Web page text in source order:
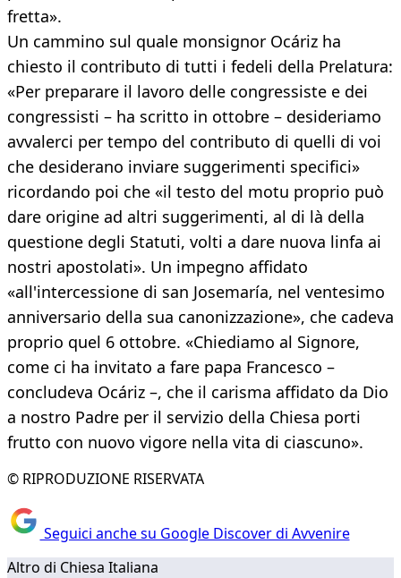
fretta».
Un cammino sul quale monsignor Ocáriz ha
chiesto il contributo di tutti i fedeli della Prelatura:
«Per preparare il lavoro delle congressiste e dei
congressisti – ha scritto in ottobre – desideriamo
avvalerci per tempo del contributo di quelli di voi
che desiderano inviare suggerimenti specifici»
ricordando poi che «il testo del motu proprio può
dare origine ad altri suggerimenti, al di là della
questione degli Statuti, volti a dare nuova linfa ai
nostri apostolati». Un impegno affidato
«all'intercessione di san Josemaría, nel ventesimo
anniversario della sua canonizzazione», che cadeva
proprio quel 6 ottobre. «Chiediamo al Signore,
come ci ha invitato a fare papa Francesco –
concludeva Ocáriz –, che il carisma affidato da Dio
a nostro Padre per il servizio della Chiesa porti
frutto con nuovo vigore nella vita di ciascuno».
© RIPRODUZIONE RISERVATA
Seguici anche su Google Discover di Avvenire
Altro di Chiesa Italiana